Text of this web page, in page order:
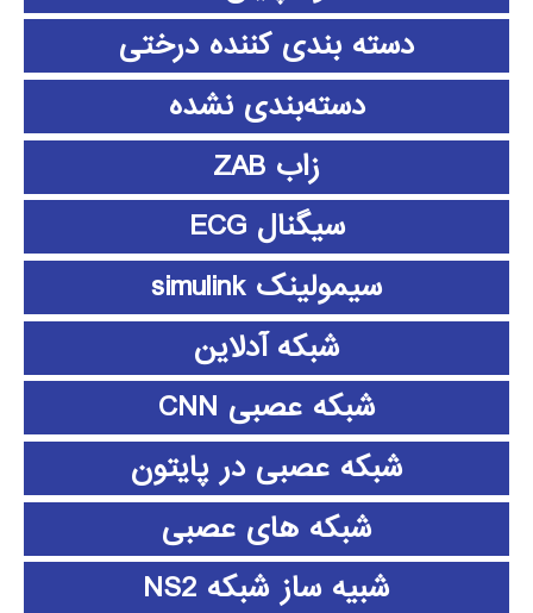
دسته بندی کننده درختی
دسته‌بندی نشده
زاب ZAB
سیگنال ECG
سیمولینک simulink
شبکه آدلاین
شبکه عصبی CNN
شبکه عصبی در پایتون
شبکه های عصبی
شبیه ساز شبکه NS2